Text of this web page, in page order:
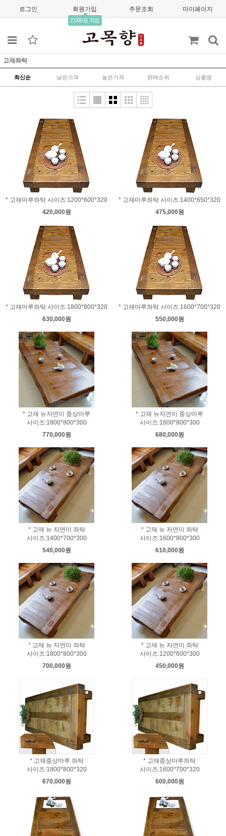
로그인 회원가입
2,000원 적립
주문조회 마이페이지
고재좌탁
최신순 낮은가격 높은가격 판매순위 상품명
* 고재마루좌탁 사이즈:1200*600*320
420,000원
* 고재마루좌탁 사이즈:1400*650*320
475,000원
* 고재마루좌탁 사이즈:1800*800*320
630,000원
* 고재마루좌탁 사이즈:1600*700*320
550,000원
* 고재 뉴자연미 중상마루
사이즈:1800*800*300
770,000원
* 고재 뉴자연미 중상마루
사이즈:1600*800*300
680,000원
* 고재 뉴 자연미 좌탁
사이즈:1400*700*300
540,000원
* 고재 뉴 자연미 좌탁
사이즈:1600*800*300
610,000원
* 고재 뉴 자연미 좌탁
사이즈:1800*800*300
700,000원
* 고재 뉴 자연미 좌탁
사이즈:1200*600*300
450,000원
* 고재중상마루 좌탁
사이즈:1800*800*320
670,000원
* 고재중상마루좌탁
사이즈:1600*700*320
600,000원